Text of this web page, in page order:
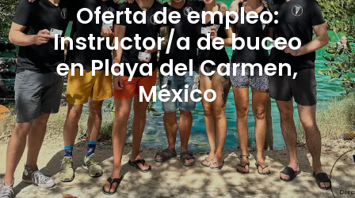
Oferta de empleo:
Instructor/a de buceo
en Playa del Carmen,
México